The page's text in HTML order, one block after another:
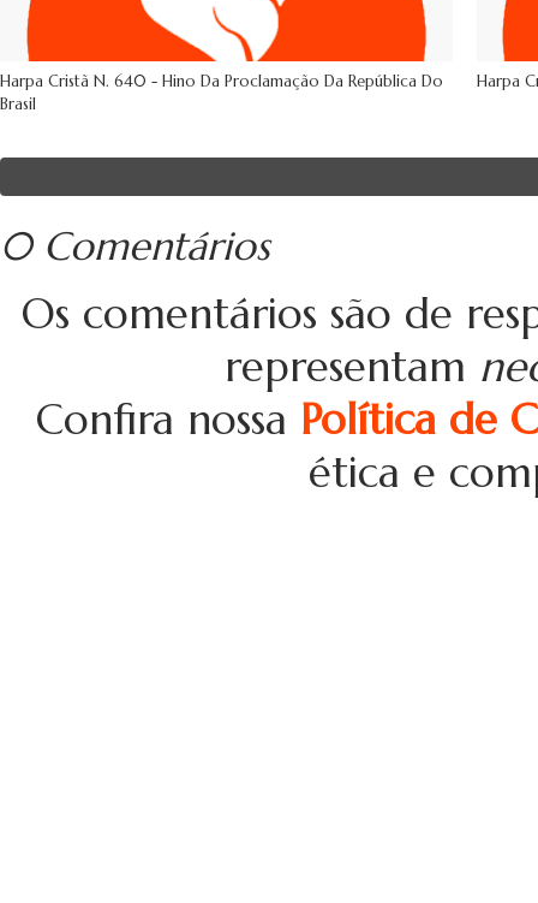
Harpa Cristã N. 640 - Hino Da Proclamação Da República Do
Brasil
Harpa
0 Comentários
Os comentários são de
representam
Confira nossa Política de
ética e